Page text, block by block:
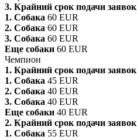
3. Крайний срок подачи заявок
1. Собака 60 EUR
2. Собака 60 EUR
3. Собака 60 EUR
Еще собаки 60 EUR
Чемпион
1. Крайний срок подачи заявок
1. Собака 45 EUR
2. Собака 40 EUR
3. Собака 40 EUR
Еще собаки 40 EUR
2. Крайний срок подачи заявок
1. Собака 55 EUR